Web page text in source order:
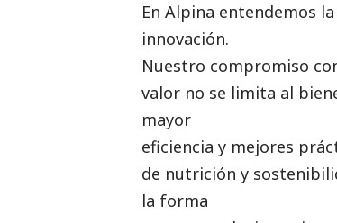
En Alpina entendemos
innovación.
Nuestro compromiso
valor no se limita al
mayor
eficiencia y mejores
de nutrición y
la forma